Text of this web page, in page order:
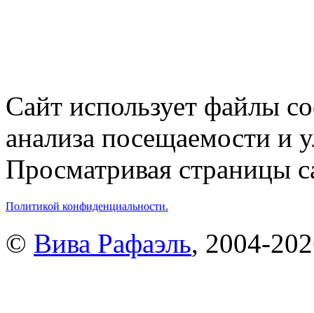
Сайт использует файлы
анализа посещаемости и
Просматривая страницы
Политикой конфиденциальности.
© Вива Рафаэль, 2004-